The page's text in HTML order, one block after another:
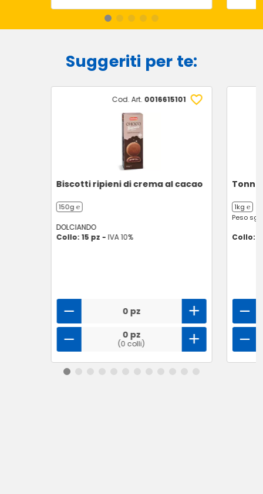
Suggeriti per te:
Cod. Art. 0016615101
Biscotti ripieni di crema al cacao
150g ℮
DOLCIANDO
Collo: 15 pz - IVA 10%
0 pz
0 pz
(0 colli)
1kg ℮
Peso
Collo: